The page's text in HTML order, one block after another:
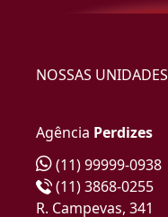
NOSSAS UNIDADES
Agência Perdizes
(11) 99999-0938
(11) 3868-0255
R. Campevas, 341